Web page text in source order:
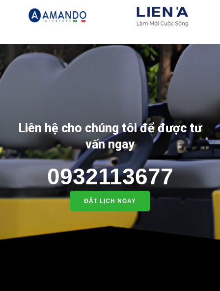
Liên hệ cho chúng tôi để được tư
vấn ngay
0932113677
ĐẶT LỊCH NGAY